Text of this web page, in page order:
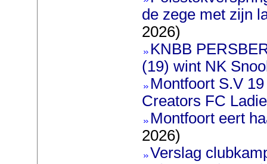
de zege met zijn
2026)
KNBB
(19) wint NK
Montfoort S.V
Creators FC
Montfoort eert
2026)
Verslag